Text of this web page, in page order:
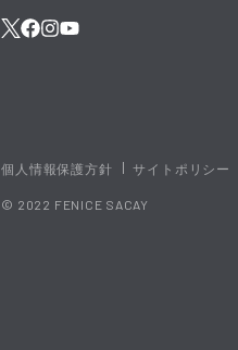
個人情報保護方針 サイトポリシー
© 2022 FENICE SACAY